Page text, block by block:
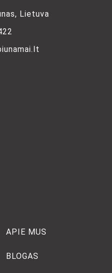
APIE MUS
BLOGAS
Lietuva